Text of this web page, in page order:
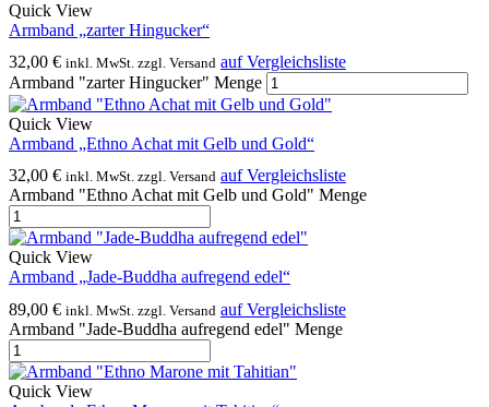
Quick View
Armband „zarter Hingucker“
32,00 € inkl. MwSt. zzgl. Versand auf Vergleichsliste
Armband "zarter Hingucker" Menge
Quick View
Armband „Ethno Achat mit Gelb und Gold“
32,00 € inkl. MwSt. zzgl. Versand auf Vergleichsliste
Armband "Ethno Achat mit Gelb und Gold" Menge
Quick View
Armband „Jade-Buddha aufregend edel“
89,00 € inkl. MwSt. zzgl. Versand auf Vergleichsliste
Armband "Jade-Buddha aufregend edel" Menge
Quick View